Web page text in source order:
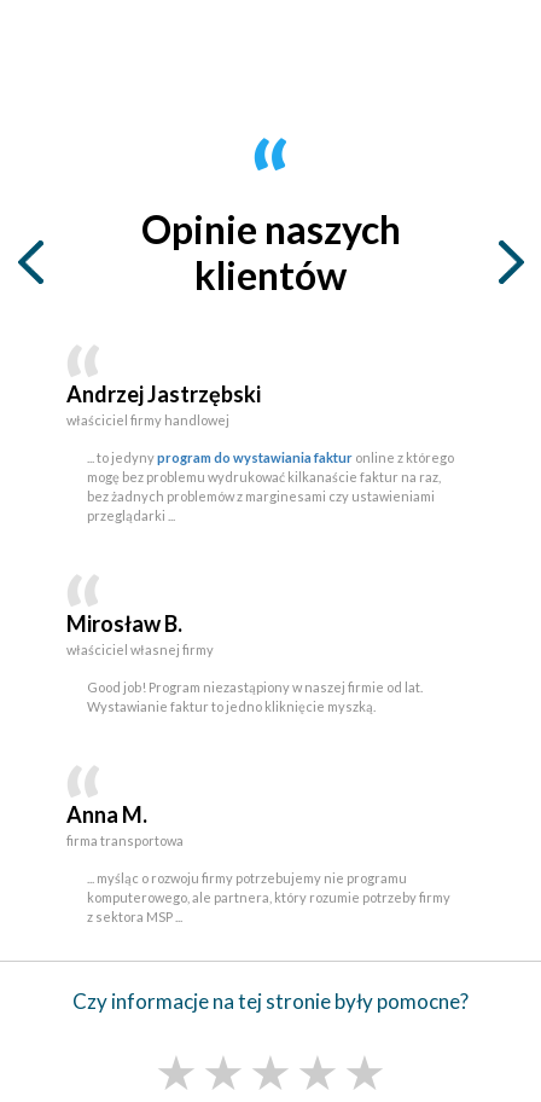
Opinie naszych
klientów
Andrzej Jastrzębski
właściciel firmy handlowej
... to jedynyprogram do wystawiania fakturonline z którego
mogę bez problemu wydrukować kilkanaście faktur na raz,
bez żadnych problemów z marginesami czy ustawieniami
przeglądarki ...
Mirosław B.
właściciel własnej firmy
Good job! Program niezastąpiony w naszej firmie od lat.
Wystawianie faktur to jedno kliknięcie myszką.
Anna M.
firma transportowa
... myśląc o rozwoju firmy potrzebujemy nie programu
komputerowego, ale partnera, który rozumie potrzeby firmy
z sektora MSP ...
Czy informacje na tej stronie były pomocne?
★★★★★